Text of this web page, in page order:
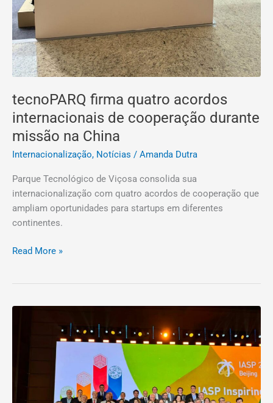
tecnoPARQ firma quatro acordos
internacionais de cooperação durante
missão na China
Internacionalização, Notícias / Amanda Dutra
Parque Tecnológico de Viçosa consolida sua
internacionalização com quatro acordos de cooperação que
ampliam oportunidades para startups em diferentes
continentes.
Read More »
Internacional